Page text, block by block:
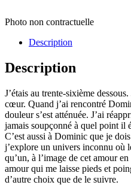
Photo non contractuelle
Description
Description
J’étais au trente-sixième
cœur. Quand j’ai rencontré
douleur s’est atténuée. J’ai
jamais soupçonné à quel point il
C’est aussi à Dominic que je
j’explore un univers inconnu où
qu’un, à l’image de cet amour
amour qui me laisse pieds et
d’autre choix que de le suivre.